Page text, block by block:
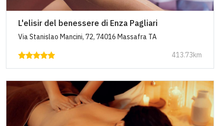
L'elisir del benessere di Enza Pagliari
Via Stanislao Mancini, 72, 74016 Massafra TA
413.73km